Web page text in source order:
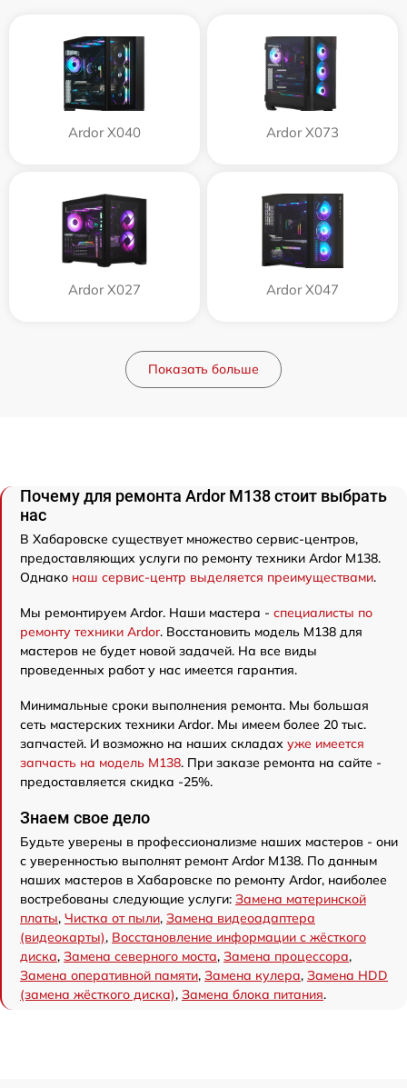
Ardor X040 Ardor X073
Ardor X027 Ardor X047
Показать больше
Почему для ремонта Ardor M138 стоит выбрать
нас
В Хабаровске существует множество сервис-центров,
предоставляющих услуги по ремонту техники Ardor M138.
Однако наш сервис-центр выделяется преимуществами.
Мы ремонтируем Ardor. Наши мастера - специалисты по
ремонту техники Ardor. Восстановить модель M138 для
мастеров не будет новой задачей. На все виды
проведенных работ у нас имеется гарантия.
Минимальные сроки выполнения ремонта. Мы большая
сеть мастерских техники Ardor. Мы имеем более 20 тыс.
запчастей. И возможно на наших складах уже имеется
запчасть на модель M138. При заказе ремонта на сайте -
предоставляется скидка -25%.
Знаем свое дело
Будьте уверены в профессионализме наших мастеров - они
с уверенностью выполнят ремонт Ardor M138. По данным
наших мастеров в Хабаровске по ремонту Ardor, наиболее
востребованы следующие услуги: Замена материнской
платы, Чистка от пыли, Замена видеоадаптера
(видеокарты), Восстановление информации с жёсткого
диска, Замена северного моста, Замена процессора,
Замена оперативной памяти, Замена кулера, Замена HDD
(замена жёсткого диска), Замена блока питания.